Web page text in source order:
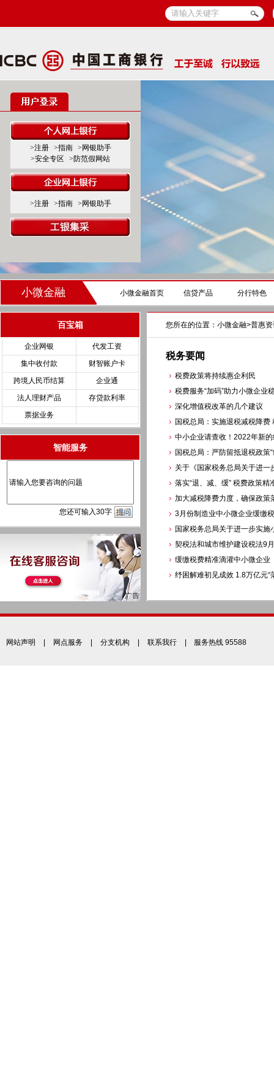
>注册 >指南
>网银助手
>安全专区
>防范假网站
>注册 >指南 >网银助手
小微金融 小微金融首页 信贷产品 分行特色
百宝箱
企业网银
代发工资
集中收付款
财智账户卡
跨境人民币结算
企业通
法人理财产品
存贷款利率
票据业务
智能服务
您还可输入30字
您所在的位置： 小微金融>普惠
税务要闻
税费政策将持续惠企利民
税费服务“加码”助力小微企业
深化增值税改革的几个建议
国税总局：实施退税减税降费
中小企业请查收！2022年新
国税总局：严防留抵退税政策
关于《国家税务总局关于进一
落实“退、减、缓” 税费政策精
加大减税降费力度，确保政策
3月份制造业中小微企业缓缴
国家税务总局关于进一步实施
契税法和城市维护建设税法9
缓缴税费精准滴灌中小微企业
纾困解难初见成效 1.8万亿元“
网站声明 网点服务 分支机构 联系我行 | 服务热线 95588